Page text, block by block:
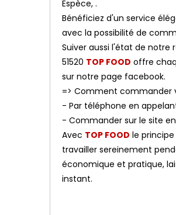
Espèce, .
Bénéficiez d'un service
avec la possibilité de
Suiver aussi l'état de notre
51520 TOP FOOD offre
sur notre page facebook.
=> Comment commander
- Par téléphone en
- Commander sur le site
Avec TOP FOOD le
travailler sereinement
économique et pratique,
instant.